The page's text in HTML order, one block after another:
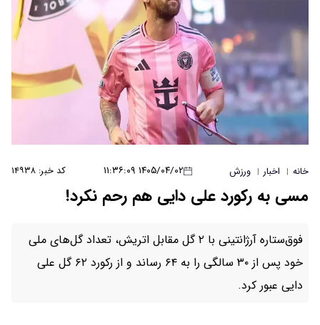
خانه | اخبار | ورزش ۱۴۰۵/۰۴/۰۲ ۱۱:۳۶:۰۹ کد خبر: ۱۴۹۳۸
مسی به رکورد علی دایی هم رحم نکرد!
فوق‌ستاره آرژانتینی با ۲ گل مقابل اتریش، تعداد گل‌های ملی
خود پس از ۳۰ سالگی را به ۶۴ رساند و از رکورد ۶۲ گل علی
دایی عبور کرد.